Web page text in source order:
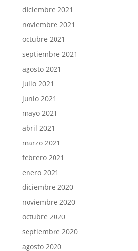
diciembre 2021
noviembre 2021
octubre 2021
septiembre 2021
agosto 2021
julio 2021
junio 2021
mayo 2021
abril 2021
marzo 2021
febrero 2021
enero 2021
diciembre 2020
noviembre 2020
octubre 2020
septiembre 2020
agosto 2020